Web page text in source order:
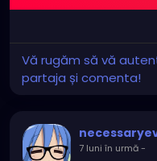
Vă rugăm să vă
partaja și comenta!
7 luni în urmă-